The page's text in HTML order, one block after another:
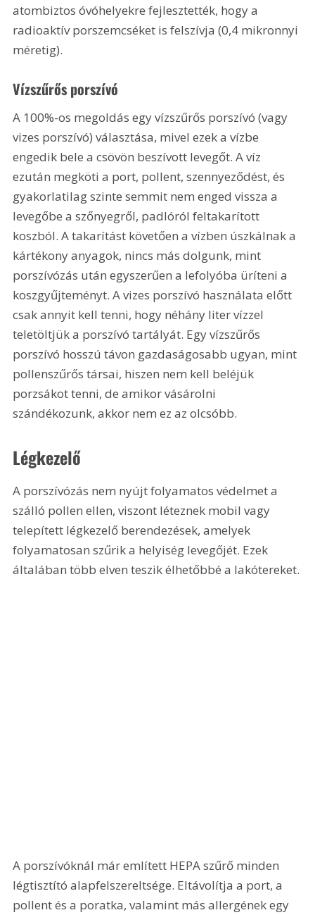
atombiztos óvóhelyekre fejlesztették, hogy a
radioaktív porszemcséket is felszívja (0,4 mikronnyi
méretig).
Vízszűrős porszívó
A 100%-os megoldás egy vízszűrős porszívó (vagy
vizes porszívó) választása, mivel ezek a vízbe
engedik bele a csövön beszívott levegőt. A víz
ezután megköti a port, pollent, szennyeződést, és
gyakorlatilag szinte semmit nem enged vissza a
levegőbe a szőnyegről, padlóról feltakarított
koszból. A takarítást követően a vízben úszkálnak a
kártékony anyagok, nincs más dolgunk, mint
porszívózás után egyszerűen a lefolyóba üríteni a
koszgyűjteményt. A vizes porszívó használata előtt
csak annyit kell tenni, hogy néhány liter vízzel
teletöltjük a porszívó tartályát. Egy vízszűrős
porszívó hosszú távon gazdaságosabb ugyan, mint
pollenszűrős társai, hiszen nem kell beléjük
porzsákot tenni, de amikor vásárolni
szándékozunk, akkor nem ez az olcsóbb.
Légkezelő
A porszívózás nem nyújt folyamatos védelmet a
szálló pollen ellen, viszont léteznek mobil vagy
telepített légkezelő berendezések, amelyek
folyamatosan szűrik a helyiség levegőjét. Ezek
általában több elven teszik élhetőbbé a lakótereket.
A porszívóknál már említett HEPA szűrő minden
légtisztító alapfelszereltsége. Eltávolítja a port, a
pollent és a poratka, valamint más allergének egy